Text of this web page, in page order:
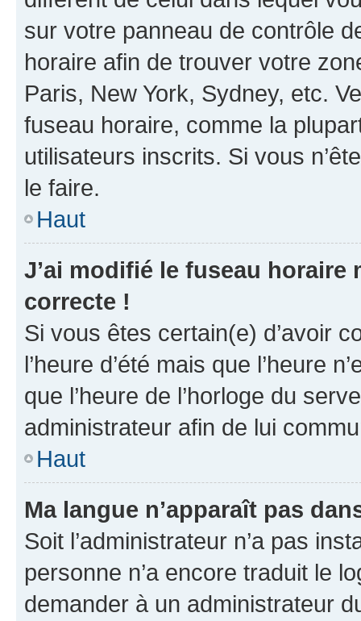
sur votre panneau de contrôle
horaire afin de trouver votre
Paris, New York, Sydney, etc.
fuseau horaire, comme la
utilisateurs inscrits. Si vous
le faire.
Haut
J’ai modifié le fuseau horaire
correcte !
Si vous êtes certain(e) d’avoir
l’heure d’été mais que l’heure
que l’heure de l’horloge du
administrateur afin de lui
Haut
Ma langue n’apparaît pas
Soit l’administrateur n’a pas
personne n’a encore traduit le
demander à un administrateur